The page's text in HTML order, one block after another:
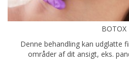
BOTOX
Denne behandling kan udglatte
områder af dit ansigt, eks.